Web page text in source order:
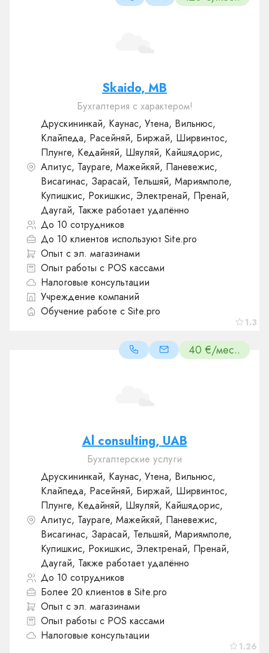
1.3
Skaido, MB
Бухгалтерия с характером!
Друскининкай, Каунас, Утена, Вильнюс,
Клайпеда, Расейняй, Биржай, Ширвинтос,
Плунге, Кедайняй, Шяуляй, Кайшядорис,
Алитус, Таураге, Мажейкяй, Паневежис,
Висагинас, Зарасай, Тельшяй, Мариямполе,
Купишкис, Рокишкис, Электренай, Пренай,
Даугай, Также работает удалённо
До 10 сотрудников
До 10 клиентов используют Site.pro
Опыт с эл. магазинами
Опыт работы с POS кассами
Налоговые консультации
Учреждение компаний
Обучение работе с Site.pro
40 €/мес..
1.26
Al consulting, UAB
Бухгалтерские услуги
Друскининкай, Каунас, Утена, Вильнюс,
Клайпеда, Расейняй, Биржай, Ширвинтос,
Плунге, Кедайняй, Шяуляй, Кайшядорис,
Алитус, Таураге, Мажейкяй, Паневежис,
Висагинас, Зарасай, Тельшяй, Мариямполе,
Купишкис, Рокишкис, Электренай, Пренай,
Даугай, Также работает удалённо
До 10 сотрудников
Более 20 клиентов в Site.pro
Опыт с эл. магазинами
Опыт работы с POS кассами
Налоговые консультации